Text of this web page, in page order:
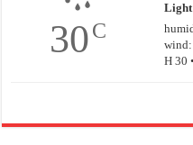
30C
Light
H 30